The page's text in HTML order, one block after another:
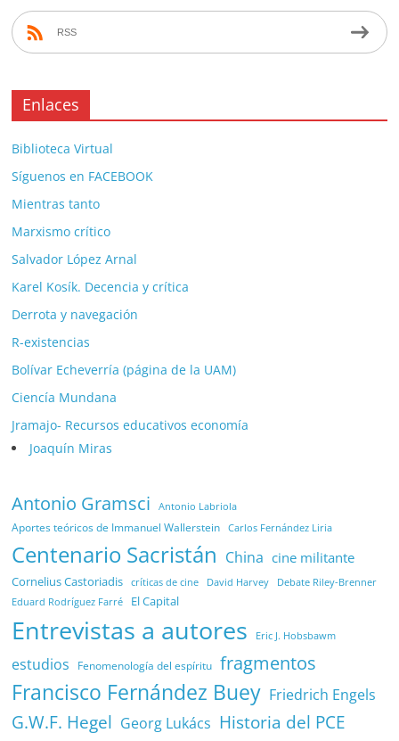
RSS
Enlaces
Biblioteca Virtual
Síguenos en FACEBOOK
Mientras tanto
Marxismo crítico
Salvador López Arnal
Karel Kosík. Decencia y crítica
Derrota y navegación
R-existencias
Bolívar Echeverría (página de la UAM)
Ciencía Mundana
Jramajo- Recursos educativos economía
Joaquín Miras
Antonio Gramsci Antonio Labriola
Aportes teóricos de Immanuel Wallerstein Carlos Fernández Liria
Centenario Sacristán China cine militante
Cornelius Castoriadis críticas de cine David Harvey Debate Riley-Brenner
Eduard Rodríguez Farré El Capital
Entrevistas a autores Eric J. Hobsbawm
estudios Fenomenología del espíritu fragmentos
Francisco Fernández Buey Friedrich Engels
G.W.F. Hegel Georg Lukács Historia del PCE